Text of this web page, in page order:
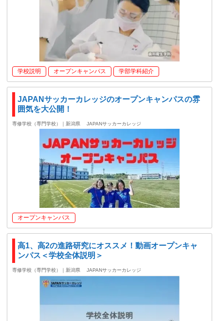
学校説明 オープンキャンパス 学部学科紹介
JAPANサッカーカレッジのオープンキャンパスの雰
囲気を大公開！
専修学校（専門学校）｜新潟県 JAPANサッカーカレッジ
オープンキャンパス
高1、高2の進路研究にオススメ！動画オープンキャ
ンパス＜学校全体説明＞
専修学校（専門学校）｜新潟県 JAPANサッカーカレッジ